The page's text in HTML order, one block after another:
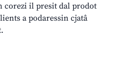
corezi il presit dal prodot
a podaressin cjatâ